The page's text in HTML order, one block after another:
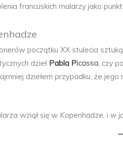
francuskich malarzy jako
początku XX stulecia
dzieł Pabla Picassa, czy
dziełem przypadku, że
wziął się w Kopenhadze, i